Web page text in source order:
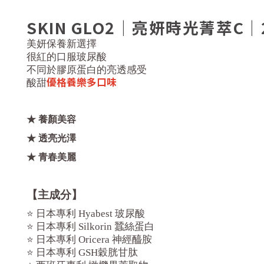
SKIN GLO2｜亮妍時光菁萃C
美妍保養新選擇
很紅的口服玻尿酸
不同於膠原蛋白的亮透感受
酸甜優格養樂多口味
★ 養顏美容
★ 透亮光澤
★ 青春美麗
【主成分】
⭐ 日本專利 Hyabest 玻尿酸
⭐ 日本專利 Silkorin 蠶絲蛋白
⭐ 日本專利 Oricera 神經醯胺
⭐ 日本專利 GSH穀胱甘肽